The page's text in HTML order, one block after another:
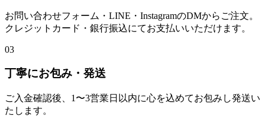
お問い合わせフォーム・LINE・InstagramのDMからご注文。
クレジットカード・銀行振込にてお支払いいただけます。
03
丁寧にお包み・発送
ご入金確認後、1〜3営業日以内に心を込めてお包みし発送い
たします。